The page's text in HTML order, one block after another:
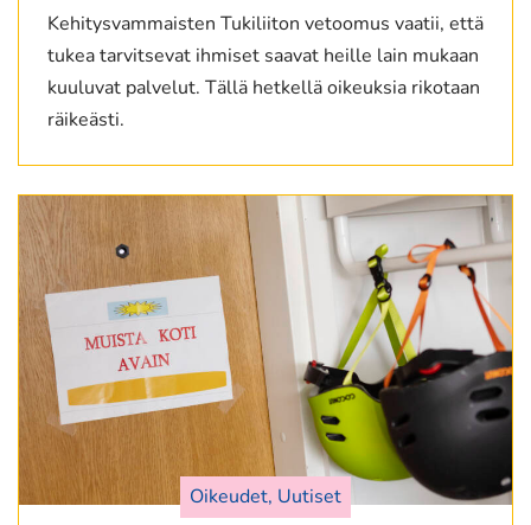
Kehitysvammaisten Tukiliiton vetoomus vaatii, että
tukea tarvitsevat ihmiset saavat heille lain mukaan
kuuluvat palvelut. Tällä hetkellä oikeuksia rikotaan
räikeästi.
Oikeudet, Uutiset